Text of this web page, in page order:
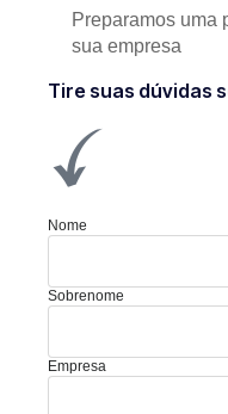
Preparamos uma
sua empresa
Tire suas dúvidas
Nome
Sobrenome
Empresa